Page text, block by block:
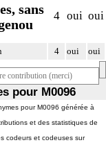
sans
4 oui oui
4 oui oui
pour M0096
pour M0096 générée à
et des statistiques de
codeurs et codeuses sur